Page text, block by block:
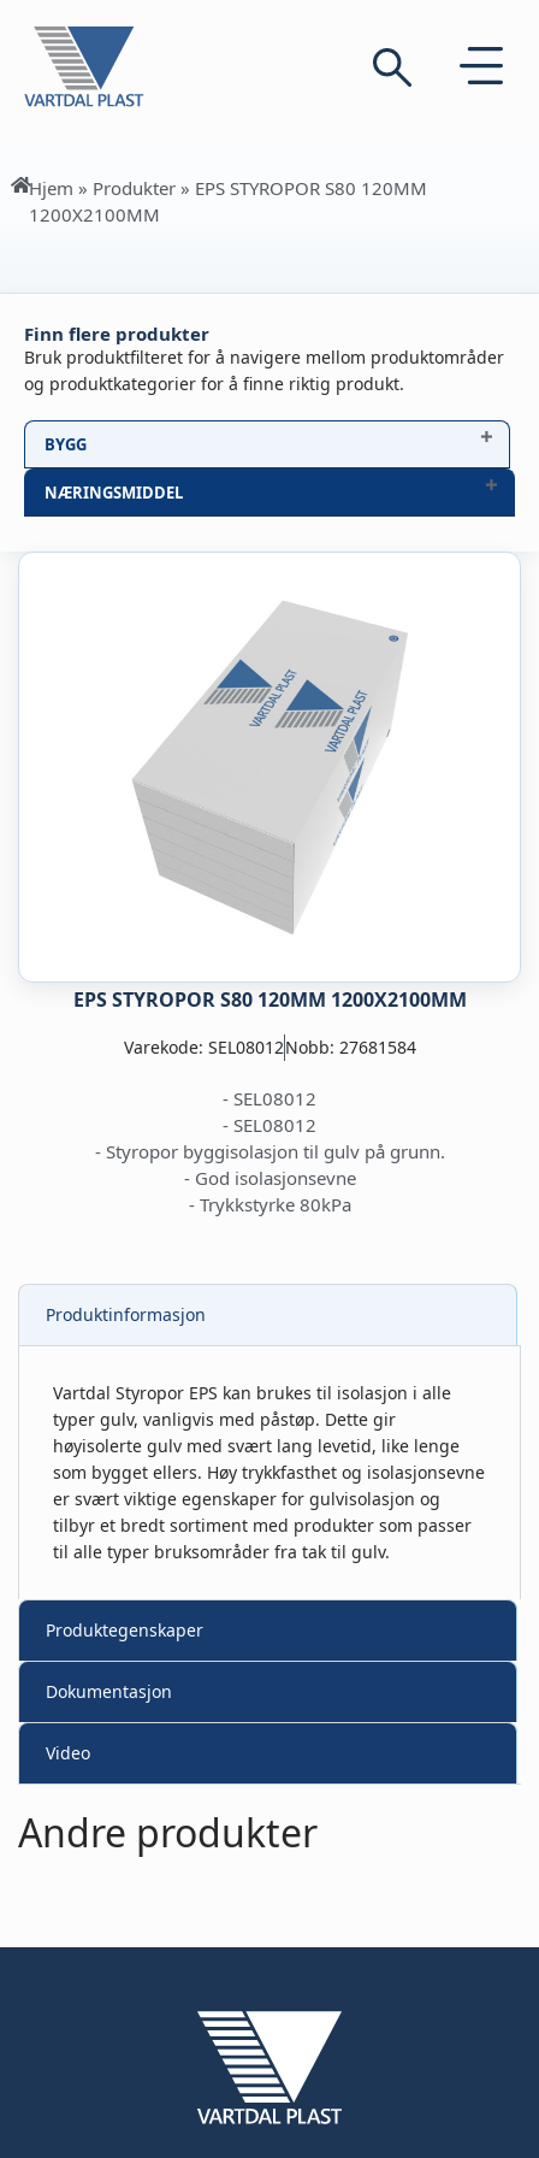
Hjem » Produkter» EPS STYROPOR S80 120MM
1200X2100MM
Finn flere produkter
Bruk produktfilteret for å navigere mellom produktområder
og produktkategorier for å finne riktig produkt.
BYGG
NÆRINGSMIDDEL
EPS STYROPOR S80 120MM 1200X2100MM
Varekode: SEL08012Nobb: 27681584
- SEL08012
- SEL08012
- Styropor byggisolasjon til gulv på grunn.
- God isolasjonsevne
- Trykkstyrke 80kPa
Produktinformasjon
Vartdal Styropor EPS kan brukes til isolasjon i alle
typer gulv, vanligvis med påstøp. Dette gir
høyisolerte gulv med svært lang levetid, like lenge
som bygget ellers. Høy trykkfasthet og isolasjonsevne
er svært viktige egenskaper for gulvisolasjon og
tilbyr et bredt sortiment med produkter som passer
til alle typer bruksområder fra tak til gulv.
Produktegenskaper
Dokumentasjon
Video
Andre produkter